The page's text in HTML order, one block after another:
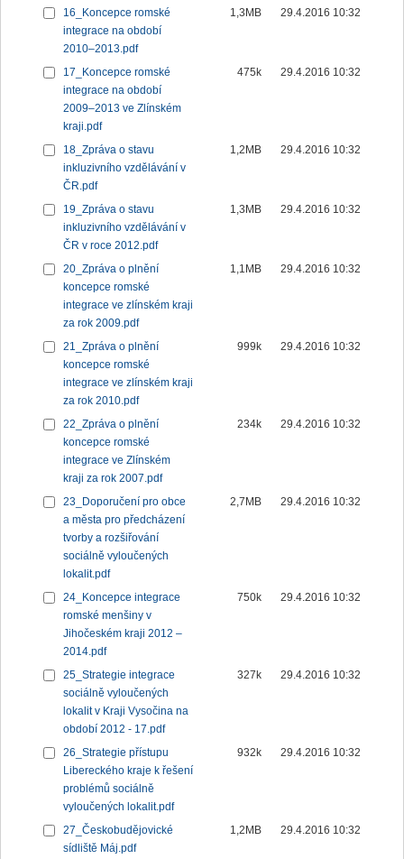
16_Koncepce romské
integrace na období
2010–2013.pdf
1,3MB 29.4.2016 10:32
17_Koncepce romské
integrace na období
2009–2013 ve Zlínském
kraji.pdf
475k 29.4.2016 10:32
18_Zpráva o stavu
inkluzivního vzdělávání v
ČR.pdf
1,2MB 29.4.2016 10:32
19_Zpráva o stavu
inkluzivního vzdělávání v
ČR v roce 2012.pdf
1,3MB 29.4.2016 10:32
20_Zpráva o plnění
koncepce romské
integrace ve zlínském kraji
za rok 2009.pdf
1,1MB 29.4.2016 10:32
21_Zpráva o plnění
koncepce romské
integrace ve zlínském kraji
za rok 2010.pdf
999k 29.4.2016 10:32
22_Zpráva o plnění
koncepce romské
integrace ve Zlínském
kraji za rok 2007.pdf
234k 29.4.2016 10:32
23_Doporučení pro obce
a města pro předcházení
tvorby a rozšiřování
sociálně vyloučených
lokalit.pdf
2,7MB 29.4.2016 10:32
24_Koncepce integrace
romské menšiny v
Jihočeském kraji 2012 –
2014.pdf
750k 29.4.2016 10:32
25_Strategie integrace
sociálně vyloučených
lokalit v Kraji Vysočina na
období 2012 - 17.pdf
327k 29.4.2016 10:32
26_Strategie přístupu
Libereckého kraje k řešení
problémů sociálně
vyloučených lokalit.pdf
932k 29.4.2016 10:32
27_Českobudějovické
sídliště Máj.pdf
1,2MB 29.4.2016 10:32